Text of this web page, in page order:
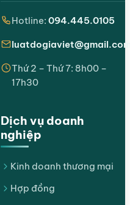
Dịch vụ doanh
nghiệp
Kinh doanh thương mại
Hợp đồng
Hotline: 094.445.0105
Thứ 2 – Thứ 7: 8h00 –
17h30